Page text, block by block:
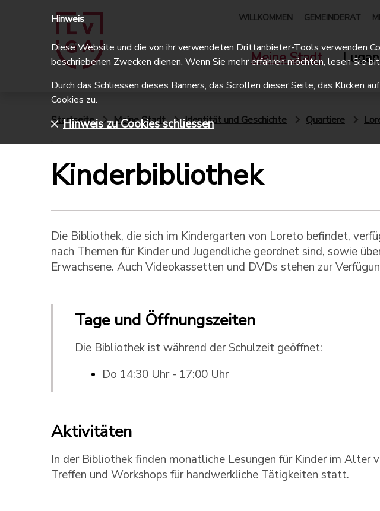
WILLKOMMEN GEMEINDERAT
Meine Stadt
Startseite Meine Stadt Identität und Geschichte Quartiere
Kinderbibliothek
Die Bibliothek, die sich im Kindergarten von Loreto befindet,
nach Themen für Kinder und Jugendliche geordnet sind, sowie
Erwachsene. Auch Videokassetten und DVDs stehen zur
Tage und Öffnungszeiten
Die Bibliothek ist während der Schulzeit geöffnet:
Do 14:30 Uhr - 17:00 Uhr
Aktivitäten
In der Bibliothek finden monatliche Lesungen für Kinder im Alter
Treffen und Workshops für handwerkliche Tätigkeiten statt.
Hinweis
Diese Website und die von ihr verwendeten Drittanbieter-Tools verwenden
beschriebenen Zwecken dienen. Wenn Sie mehr erfahren möchten, lesen Sie
Durch das Schliessen dieses Banners, das Scrollen dieser Seite, das Klicken
Cookies zu.
Hinweis zu Cookies schliessen